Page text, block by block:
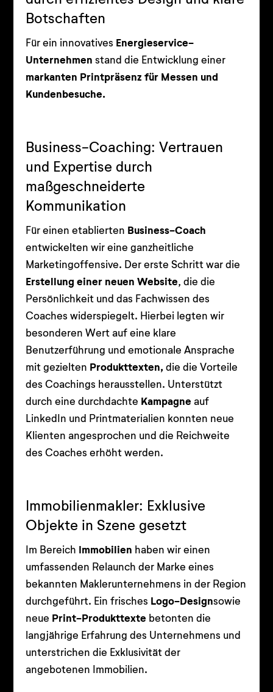
Botschaften
Für ein innovatives Energieservice-
Unternehmen stand die Entwicklung einer
markanten Printpräsenz für Messen und
Kundenbesuche.
Business-Coaching: Vertrauen
und Expertise durch
maßgeschneiderte
Kommunikation
Für einen etablierten Business-Coach
entwickelten wir eine ganzheitliche
Marketingoffensive. Der erste Schritt war die
Erstellung einer neuen Website, die die
Persönlichkeit und das Fachwissen des
Coaches widerspiegelt. Hierbei legten wir
besonderen Wert auf eine klare
Benutzerführung und emotionale Ansprache
mit gezielten Produkttexten,die die Vorteile
des Coachings herausstellen. Unterstützt
durch eine durchdachte Kampagne auf
LinkedIn und Printmaterialien konnten neue
Klienten angesprochen und die Reichweite
des Coaches erhöht werden.
Immobilienmakler: Exklusive
Objekte in Szene gesetzt
Im Bereich Immobilien haben wir einen
umfassenden Relaunch der Marke eines
bekannten Maklerunternehmens in der Region
durchgeführt. Ein frisches Logo-Designsowie
neue Print-Produkttexte betonten die
langjährige Erfahrung des Unternehmens und
unterstrichen die Exklusivität der
angebotenen Immobilien.